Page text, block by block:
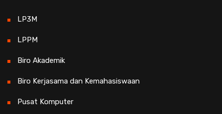
LP3M
LPPM
Biro Akademik
Biro Kerjasama dan Kemahasiswaan
Pusat Komputer